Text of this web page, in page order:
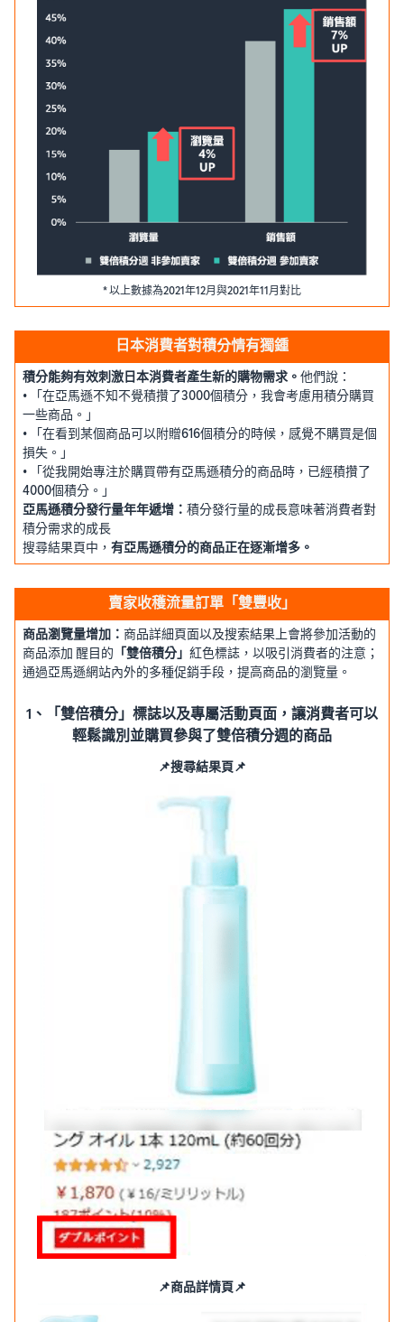
* 以上數據為2021年12月與2021年11月對比
日本消費者對積分情有獨鍾
積分能夠有效刺激日本消費者產生新的購物需求。 他們說：
• 「在亞馬遜不知不覺積攢了3000個積分，我會考慮用積分購買
一些商品。」
• 「在看到某個商品可以附贈616個積分的時候，感覺不購買是個
損失。」
• 「從我開始專注於購買帶有亞馬遜積分的商品時，已經積攢了
4000個積分。」
亞馬遜積分發行量年年遞增： 積分發行量的成長意味著消費者對
積分需求的成長
搜尋結果頁中， 有亞馬遜積分的商品正在逐漸增多。
賣家收穫流量訂單「雙豐收」
商品瀏覽量增加： 商品詳細頁面以及搜索結果上會將參加活動的
商品添加 醒目的 「雙倍積分」 紅色標誌，以吸引消費者的注意；
通過亞馬遜網站內外的多種促銷手段，提高商品的瀏覽量。
1、「雙倍積分」標誌以及專屬活動頁面，讓消費者可以
輕鬆識別並購買參與了雙倍積分週的商品
📌搜尋結果頁📌
📌商品詳情頁📌